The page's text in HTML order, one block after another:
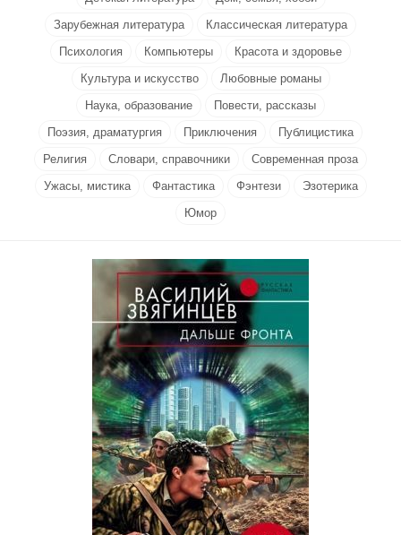
Зарубежная литература
Классическая литература
Психология
Компьютеры
Красота и здоровье
Культура и искусство
Любовные романы
Наука, образование
Повести, рассказы
Поэзия, драматургия
Приключения
Публицистика
Религия
Словари, справочники
Современная проза
Ужасы, мистика
Фантастика Фэнтези
Эзотерика
Юмор